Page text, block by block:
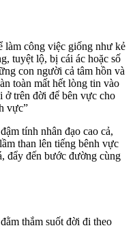
làm công việc giống như kẻ
tuyệt lộ, bị cái ác hoặc số
con người cả tâm hồn và
toàn mất hết lòng tin vào
ở trên đời để bên vực cho
vực”
tính nhân đạo cao cả,
than lên tiếng bênh vực
đẩy đến bước đường cùng
thắm suốt đời đi theo